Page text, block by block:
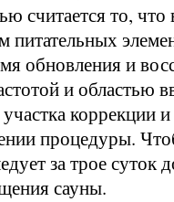
считается то,
питательных
обновления и
и областью
коррекции
процедуры.
за трое суток
сауны.